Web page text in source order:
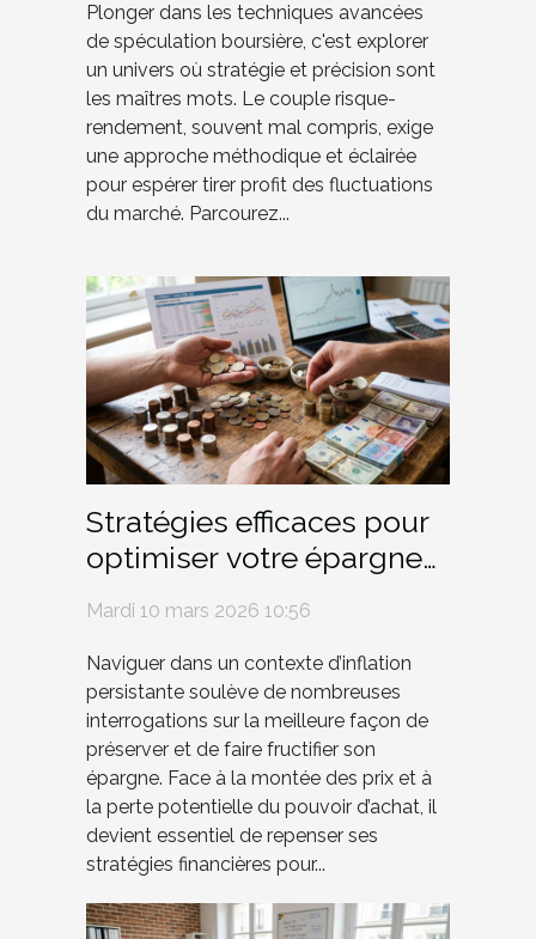
Plonger dans les techniques avancées
de spéculation boursière, c'est explorer
un univers où stratégie et précision sont
les maîtres mots. Le couple risque-
rendement, souvent mal compris, exige
une approche méthodique et éclairée
pour espérer tirer profit des fluctuations
du marché. Parcourez...
Stratégies efficaces pour
optimiser votre épargne
Mardi 10 mars 2026 10:56
Naviguer dans un contexte d’inflation
persistante soulève de nombreuses
interrogations sur la meilleure façon de
préserver et de faire fructifier son
épargne. Face à la montée des prix et à
la perte potentielle du pouvoir d’achat, il
devient essentiel de repenser ses
stratégies financières pour...